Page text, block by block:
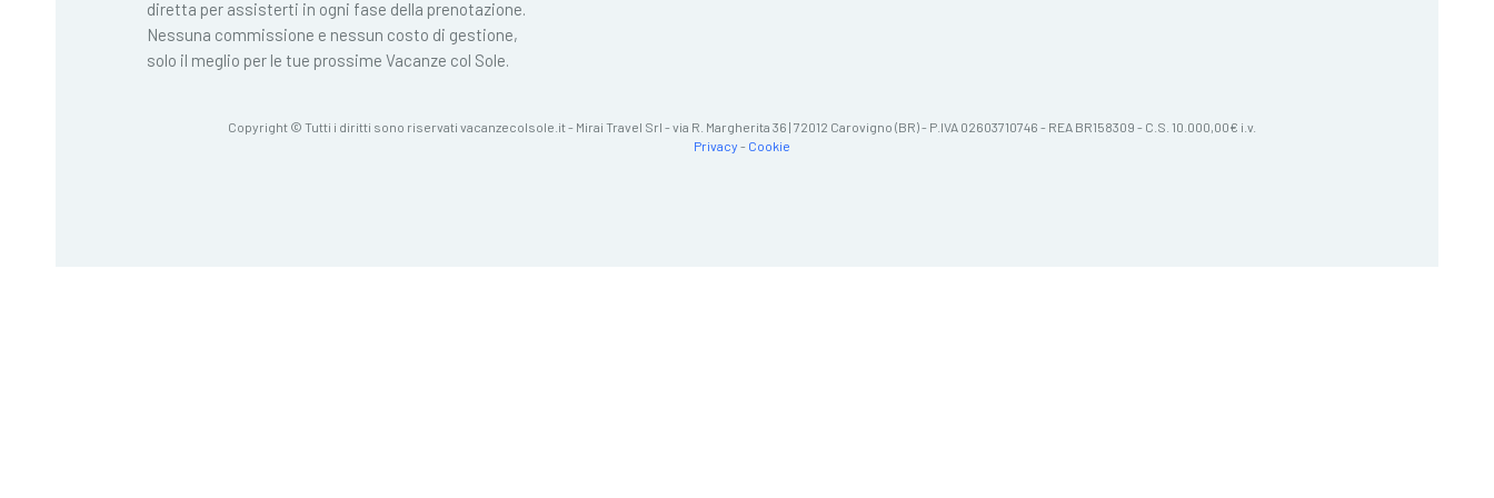
diretta per assisterti in ogni fase della prenotazione.
Nessuna commissione e nessun costo di gestione,
solo il meglio per le tue prossime Vacanze col Sole.
Copyright © Tutti i diritti sono riservati vacanzecolsole.it - Mirai Travel Srl - via R. Margherita 36 | 72012 Carovigno (BR) - P.IVA 02603710746 - REA BR158309 - C.S. 10.000,00€ i.v.
Privacy - Cookie